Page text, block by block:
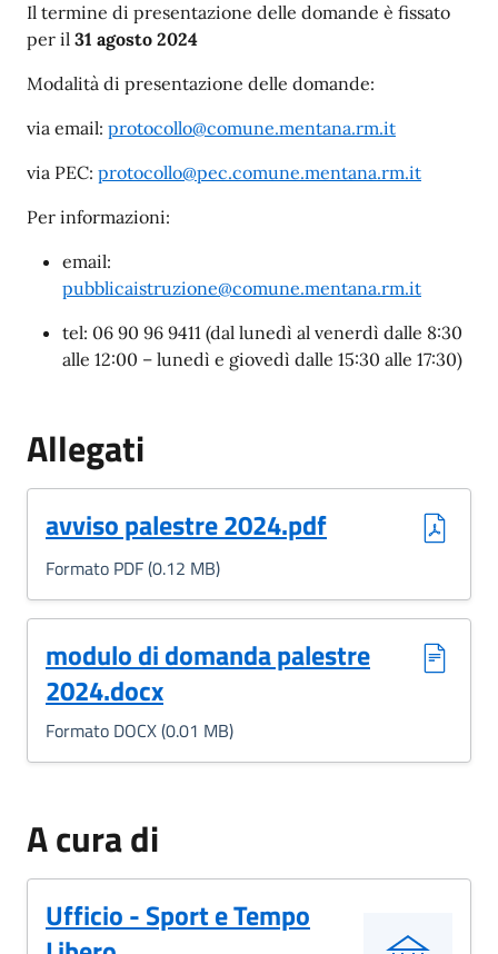
Il termine di presentazione delle domande è fissato
per il 31 agosto 2024
Modalità di presentazione delle domande:
via email: protocollo@comune.mentana.rm.it
via PEC: protocollo@pec.comune.mentana.rm.it
Per informazioni:
email:
pubblicaistruzione@comune.mentana.rm.it
tel: 06 90 96 9411 (dal lunedì al venerdì dalle 8:30
alle 12:00 – lunedì e giovedì dalle 15:30 alle 17:30)
Allegati
avviso palestre 2024.pdf
(Formato PDF, 0.12 MB)
Formato PDF (0.12 MB)
modulo di domanda palestre
2024.docx
(Formato DOCX, 0.01 MB)
Formato DOCX (0.01 MB)
A cura di
Ufficio - Sport e Tempo